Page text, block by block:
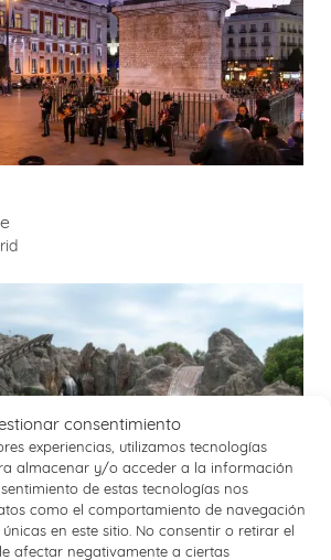
consentimiento
experiencias, utilizamos tecnologías
almacenar y/o acceder a la información
de estas tecnologías nos
como el comportamiento de navegación
en este sitio. No consentir o retirar el
afectar negativamente a ciertas